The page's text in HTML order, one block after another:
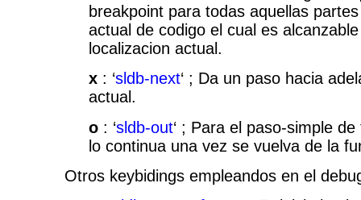
breakpoint para todas aquellas
actual de codigo el cual es
localizacion actual.
x : ‘sldb-next‘ ; Da un paso hacia
actual.
o : ‘sldb-out‘ ; Para el paso-simple
lo continua una vez se vuelva de la
Otros keybidings empleandos en el